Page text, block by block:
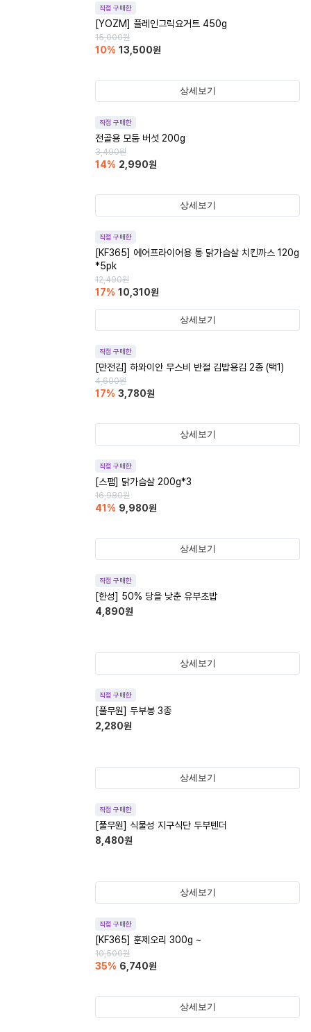
직접 구매한
[YOZM] 플레인그릭요거트 450g
15,000원
10% 13,500원
상세보기
직접 구매한
전골용 모둠 버섯 200g
3,490원
14% 2,990원
상세보기
직접 구매한
[KF365] 에어프라이어용 통 닭가슴살 치킨까스 120g
*5pk
12,490원
17% 10,310원
상세보기
직접 구매한
[만전김] 하와이안 무스비 반절 김밥용김 2종 (택1)
4,600원
17% 3,780원
상세보기
직접 구매한
[스팸] 닭가슴살 200g*3
16,980원
41 % 9,980원
상세보기
직접 구매한
[한성] 50% 당을 낮춘 유부초밥
4,890원
상세보기
직접 구매한
[풀무원] 두부봉 3종
2,280원
상세보기
직접 구매한
[풀무원] 식물성 지구식단 두부텐더
8,480원
상세보기
직접 구매한
[KF365] 훈제오리 300g ~
10,500원
35% 6,740원
상세보기